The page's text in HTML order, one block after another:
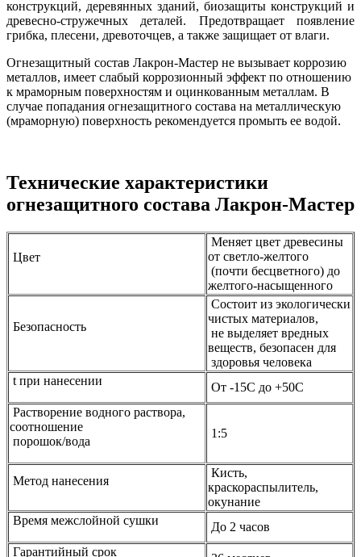
конструкций, деревянных зданий, биозащиты конструкций и
древесно-стружечных деталей. Предотвращает появление
грибка, плесени, древоточцев, а также защищает от влаги.
Огнезащитный состав Лакрон-Мастер не вызывает коррозию
металлов, имеет слабый коррозионный эффект по отношению
к мраморным поверхностям и оцинкованным металлам. В
случае попадания огнезащитного состава на металлическую
(мраморную) поверхность рекомендуется промыть ее водой.
Технические характеристики
огнезащитного состава Лакрон-Мастер
Цвет
Меняет цвет древесины
от светло-желтого
(почти бесцветного) до
желтого-насыщенного
Безопасность
Состоит из экологически
чистых материалов,
не выделяет вредных
веществ, безопасен для
здоровья человека
t при нанесении
От -15С до +50С
Растворение водного раствора,
соотношение
порошок/вода
1:5
Метод нанесения
Кисть,
краскораспылитель,
окунание
Время межслойной сушки
До 2 часов
Гарантийный срок